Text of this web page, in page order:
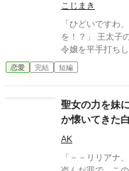
こじまき
「ひどいですわ
を！？」 王太子
令嬢を平手打ち
とを」という質
し上げるわ。で
恋愛 完結 短編
聖女の力を妹
か懐いてきた
ング係に任命
AK
「－－リリアナ